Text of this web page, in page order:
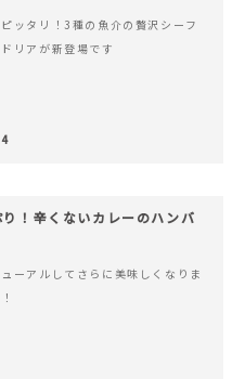
ッタリ！3種の魚介の贅沢シーフ
リアが新登場です
！辛くないカレーのハンバ
ューアルしてさらに美味しくなりま